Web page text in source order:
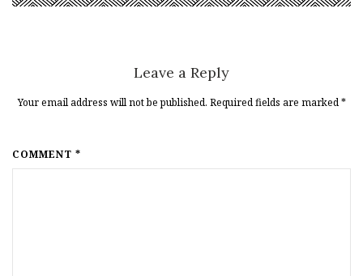
Leave a Reply
Your email address will not be published. Required fields are marked*
COMMENT *